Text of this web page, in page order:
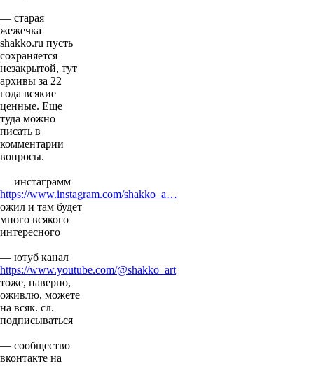
— старая
жежечка
shakko.ru пусть
сохраняется
незакрытой, тут
архивы за 22
года всякие
ценные. Еще
туда можно
писать в
комментарии
вопросы.
— инстаграмм
https://www.instagram.com/shakko_a…
ожил и там будет
много всякого
интересного
— ютуб канал
https://www.youtube.com/@shakko_art
тоже, наверно,
оживлю, можете
на всяк. сл.
подписываться
— сообщество
вконтакте на